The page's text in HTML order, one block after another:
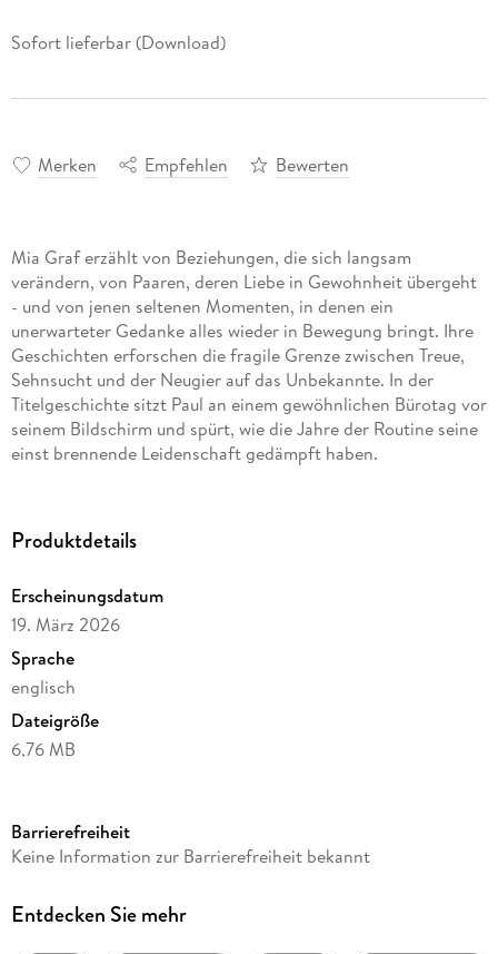
Sofort lieferbar (Download)
Merken Empfehlen Bewerten
Mia Graf erzählt von Beziehungen, die sich langsam
verändern, von Paaren, deren Liebe in Gewohnheit übergeht
- und von jenen seltenen Momenten, in denen ein
unerwarteter Gedanke alles wieder in Bewegung bringt. Ihre
Geschichten erforschen die fragile Grenze zwischen Treue,
Sehnsucht und der Neugier auf das Unbekannte. In der
Titelgeschichte sitzt Paul an einem gewöhnlichen Bürotag vor
seinem Bildschirm und spürt, wie die Jahre der Routine seine
einst brennende Leidenschaft gedämpft haben.
tiefere Frage: Was geschieht, wenn zwei Menschen einander
so gut kennen, dass nichts mehr überrascht? Ein scheinbar
plötzlich eine neue Richtung zu nehmen. Zwischen Zweifel,
Nervosität und einer unerwarteten elektrischen Spannung
entdecken Paul und Helen, dass auch langjährige Liebe noch
Geheimnisse birgt - und dass manchmal ein riskanter
Gedanke genügt, um ein schlafendes Feuer wieder zum
Glühen zu bringen.
Produktdetails
Erscheinungsdatum
19. März 2026
Sprache
englisch
Dateigröße
6,76 MB
Autor/Autorin
Verlag/Hersteller
Barrierefreiheit
Keine Information zur Barrierefreiheit bekannt
Entdecken Sie mehr